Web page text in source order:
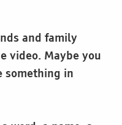
and family
video. Maybe you
something in